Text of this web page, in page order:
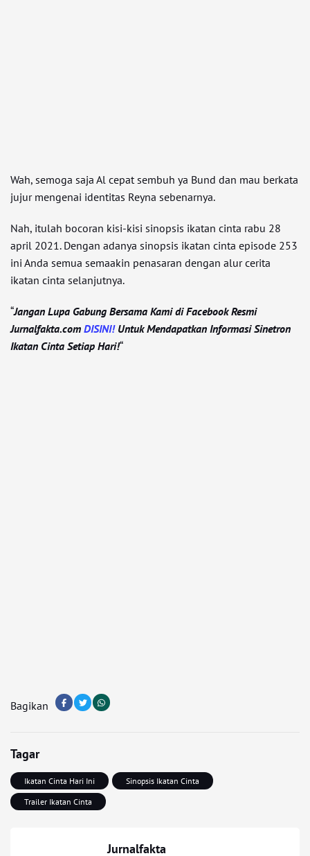
Wah, semoga saja Al cepat sembuh ya Bund dan mau berkata
jujur mengenai identitas Reyna sebenarnya.
Nah, itulah bocoran kisi-kisi sinopsis ikatan cinta rabu 28
april 2021. Dengan adanya sinopsis ikatan cinta episode 253
ini Anda semua semaakin penasaran dengan alur cerita
ikatan cinta selanjutnya.
“Jangan Lupa Gabung Bersama Kami di Facebook Resmi
Jurnalfakta.com DISINI!Untuk Mendapatkan Informasi Sinetron
Ikatan Cinta Setiap Hari!“
Bagikan
Tagar
Ikatan Cinta Hari Ini
Sinopsis Ikatan Cinta
Trailer Ikatan Cinta
Jurnalfakta